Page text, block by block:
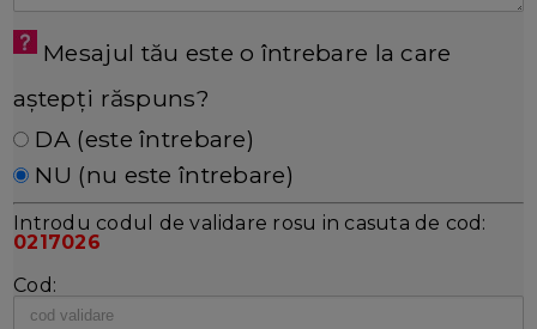
Mesajul tău este o întrebare la care
aștepți răspuns?
DA (este întrebare)
NU (nu este întrebare)
Introdu codul de validare rosu in casuta de cod:
0217026
Cod: